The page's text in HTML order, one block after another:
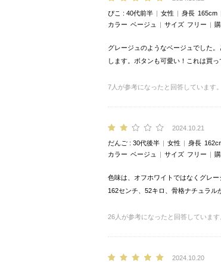
ぴこ 40代前半 女性 身長 165cm
カラー ベージュ サイズ フリー
グレージュのようなベージュでした
します。ボタンも可愛い！これは買
7 人が参考になったと回答しています。
2024.10.21
だんご 30代後半 女性 身長
カラー ベージュ サイズ フリー
色味は、オフホワイトではなくグレ
162センチ、52キロ、骨格ナチュラル
26 人が参考になったと回答しています
2024.10.20